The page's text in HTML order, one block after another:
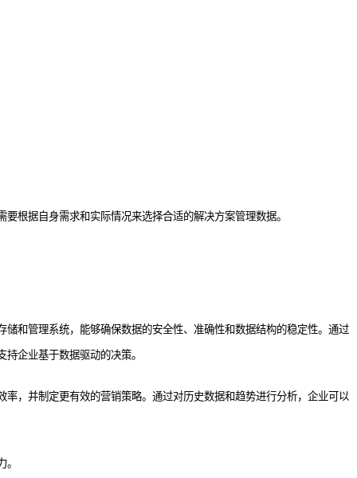
根据自身需求和实际情况来选择合适的解决方案管理数据。
和管理系统，能够确保数据的安全性、准确性和数据结构的稳定性。通过
持企业基于数据驱动的决策。
， 并制定更有效的营销策略。 通过对历史数据和趋势进行分析，企业可以